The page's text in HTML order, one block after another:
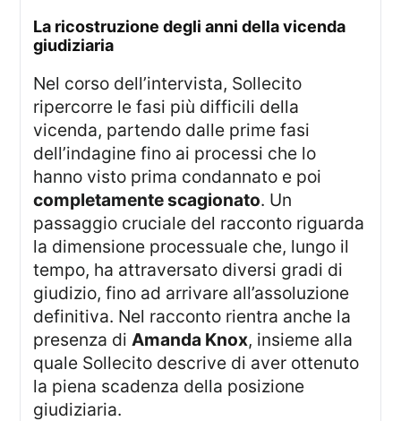
la ricostruzione degli anni della vicenda
giudiziaria
Nel corso dell’intervista, Sollecito
ripercorre le fasi più difficili della
vicenda, partendo dalle prime fasi
dell’indagine fino ai processi che lo
hanno visto prima condannato e poi
completamente scagionato. Un
passaggio cruciale del racconto riguarda
la dimensione processuale che, lungo il
tempo, ha attraversato diversi gradi di
giudizio, fino ad arrivare all’assoluzione
definitiva. Nel racconto rientra anche la
presenza diAmanda Knox, insieme alla
quale Sollecito descrive di aver ottenuto
la piena scadenza della posizione
giudiziaria.